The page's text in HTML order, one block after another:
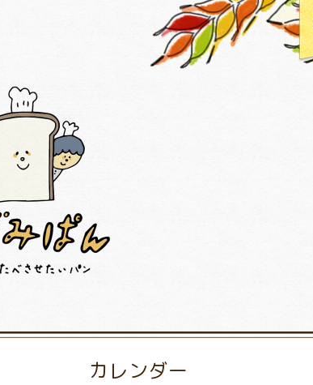
カレンダー